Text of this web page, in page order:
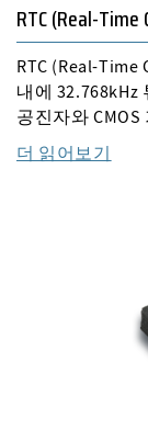
RTC (Real-Time
RTC (Real-
내에 32.768kHz
공진자와
더 읽어보기